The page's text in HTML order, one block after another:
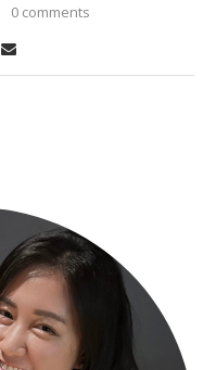
0 comments